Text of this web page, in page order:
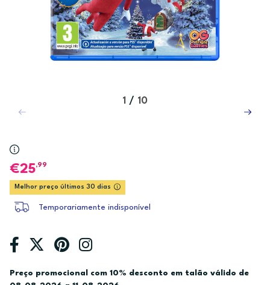
1 / 10
25,99
Melhor preço últimos 30 dias
Temporariamente indisponível
Preço promocional com 10% desconto em talão válido de